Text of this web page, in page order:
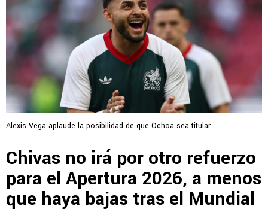
Alexis Vega aplaude la posibilidad de que Ochoa sea titular.
Chivas no irá por otro refuerzo
para el Apertura 2026, a menos
que haya bajas tras el Mundial